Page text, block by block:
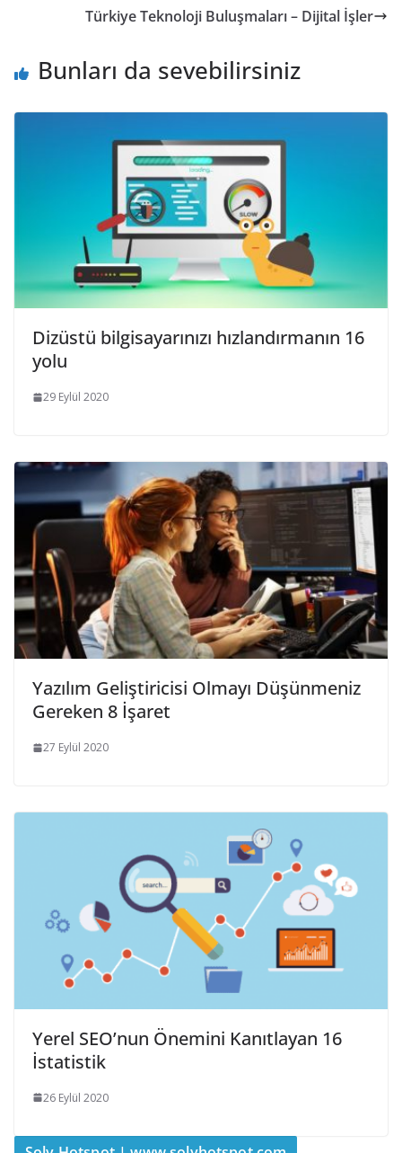
Türkiye Teknoloji Buluşmaları – Dijital İşler
Bunları da sevebilirsiniz
Dizüstü bilgisayarınızı hızlandırmanın 16
yolu
29 Eylül 2020
Yazılım Geliştiricisi Olmayı Düşünmeniz
Gereken 8 İşaret
27 Eylül 2020
Yerel SEO’nun Önemini Kanıtlayan 16
İstatistik
26 Eylül 2020